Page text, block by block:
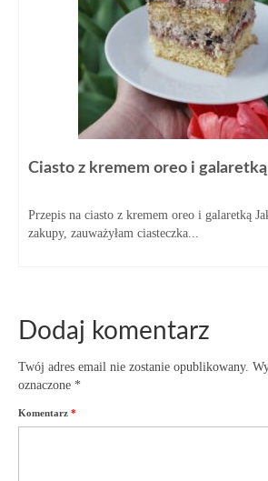
Ciasto z kremem oreo i galaretką
Przepis na ciasto z kremem oreo i galaretką
zakupy, zauważyłam ciasteczka...
Dodaj komentarz
Twój adres email nie zostanie opublikowany.
oznaczone *
Komentarz *